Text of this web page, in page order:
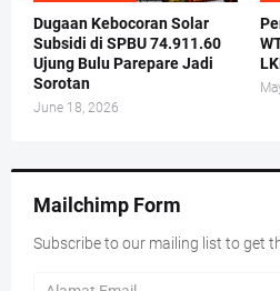
Dugaan Kebocoran Solar
Subsidi di SPBU 74.911.60
Ujung Bulu Parepare Jadi
Sorotan
June 18, 2026
Mailchimp Form
Subscribe to our mailing list to get